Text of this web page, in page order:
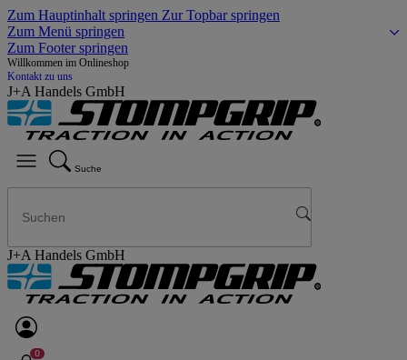
Zum Hauptinhalt springen Zur Topbar springen
Zum Menü springen
Zum Footer springen
Willkommen im Onlineshop
Kontakt zu uns
J+A Handels GmbH
Suche
J+A Handels GmbH
0